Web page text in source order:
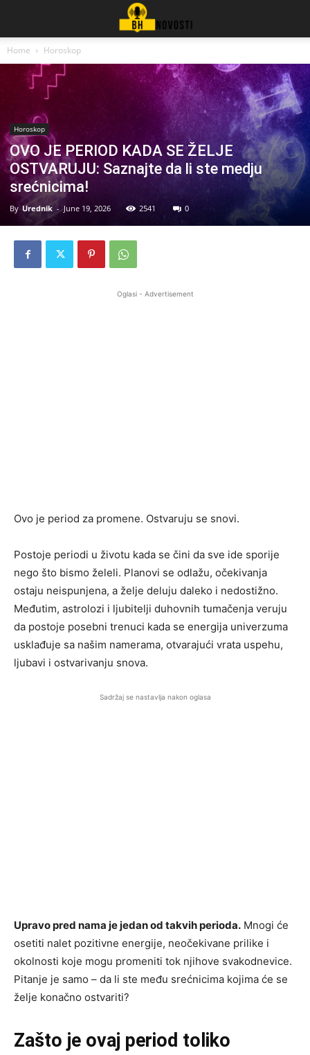
Home Horoskop
Horoskop
OVO JE PERIOD KADA SE ŽELJE
OSTVARUJU: Saznajte da li ste medju
srećnicima!
By Urednik - June 19, 2026 2541 0
Oglasi - Advertisement
Ovo je period za promene. Ostvaruju se snovi.
Postoje periodi u životu kada se čini da sve ide sporije
nego što bismo želeli. Planovi se odlažu, očekivanja
ostaju neispunjena, a želje deluju daleko i nedostižno.
Međutim, astrolozi i ljubitelji duhovnih tumačenja veruju
da postoje posebni trenuci kada se energija univerzuma
usklađuje sa našim namerama, otvarajući vrata uspehu,
ljubavi i ostvarivanju snova.
Sadržaj se nastavlja nakon oglasa
Upravo pred nama je jedan od takvih perioda. Mnogi će
osetiti nalet pozitivne energije, neočekivane prilike i
okolnosti koje mogu promeniti tok njihove svakodnevice.
Pitanje je samo – da li ste među srećnicima kojima će se
želje konačno ostvariti?
Zašto je ovaj period toliko